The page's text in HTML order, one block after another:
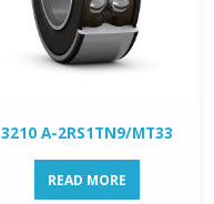
3210 A-2RS1TN9/MT33
READ MORE